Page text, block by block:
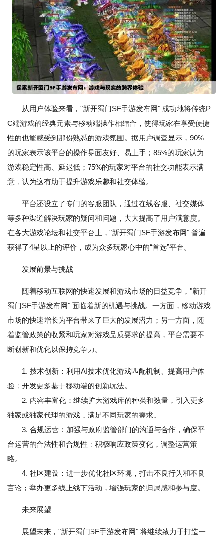
从用户体验来看，"新开蜀门SF手游发布网" 成功地将传统P
C端游戏的经典元素与移动端操作相结合，使得玩家在享受便捷
性的也能感受到那份熟悉的游戏氛围。据用户调查显示，90%
的玩家表示该平台的操作界面友好、易上手；85%的玩家认为
游戏稳定性高、延迟低；75%的玩家对平台的社交功能表示满
意，认为这有助于提升游戏乐趣和社交体验。
平台还设立了专门的客服团队，通过在线客服、社交媒体
等多种渠道解决玩家的疑问和问题，大大提高了用户满意度。
在各大游戏论坛和社交平台上，"新开蜀门SF手游发布网" 普遍
获得了4星以上的评价，成为众多玩家心中的“首选”平台。
发展前景与挑战
随着移动互联网的快速发展和游戏市场的日益竞争，"新开
蜀门SF手游发布网" 面临着新的机遇与挑战。一方面，移动游戏
市场的快速增长为平台带来了巨大的发展潜力；另一方面，随
着监管政策的收紧和玩家对游戏品质要求的提高，平台需要不
断创新和优化以保持竞争力。
1. 技术创新：利用AI技术优化游戏匹配机制、提高用户体
验；开发更多基于移动端的创新玩法。
2. 内容丰富化：继续扩大游戏库的种类和数量，引入更多
独家或独家代理的游戏，满足不同玩家的需求。
3. 合规运营：加强与政府监管部门的沟通与合作，确保平
台运营的合法性和合规性；积极响应政策变化，调整运营策
略。
4. 社区建设：进一步优化社区环境，打击不良行为和不良
言论；举办更多线上线下活动，增强玩家的归属感和参与度。
未来展望
展望未来，"新开蜀门SF手游发布网" 将继续致力于打造一